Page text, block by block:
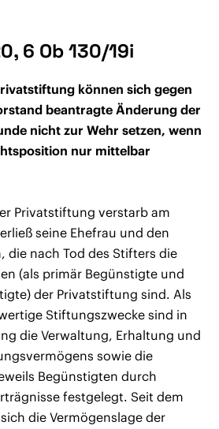
6 Ob 130/19i
können sich gegen
beantragte Änderung der
nicht zur Wehr setzen, wenn
nur mittelbar
Privatstiftung verstarb am
seine Ehefrau und den
die nach Tod des Stifters die
(als primär Begünstigte und
der Privatstiftung sind. Als
Stiftungszwecke sind in
die Verwaltung, Erhaltung und
sowie die
Begünstigten durch
festgelegt. Seit dem
die Vermögenslage der